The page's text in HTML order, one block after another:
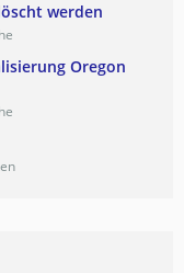
werden
Oregon